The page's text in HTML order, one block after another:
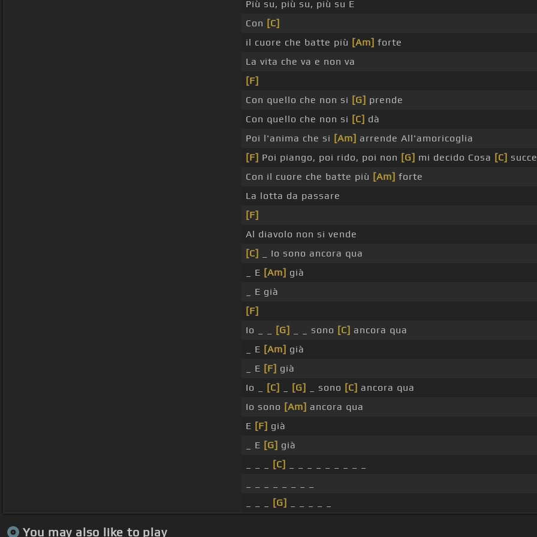
Più su, più su, più su E
Con [C]
il cuore che batte più [Am] forte
La vita che va e non va
[F]
Con quello che non si [G] prende
Con quello che non si [C] dà
Poi l'anima che si [Am] arrende All'amoricoglia
[F] Poi piango, poi rido, poi non [G] mi decido Cosa [C]
Con il cuore che batte più [Am] forte
La lotta da passare
[F]
Al diavolo non si vende
[C]
_ Io sono ancora qua
_ E [Am] già
_ E già
[F]
Io _ _
[G] _ _ sono [C] ancora qua
_ E [Am] già
_ E [F] già
Io _
[C] [G] _ sono [C] ancora qua
Io sono [Am] ancora qua
E [F] già
_ E [G] già
[C]
[G]
You may also like to play